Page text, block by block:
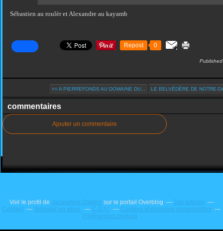
Sébastien au roulèr et Alexandre au kayamb
Repost 0
<< A PIERREFONDS AU DOMAINE DU... LE BELVÉDÈRE DE NOTRE-
commentaires
Ajouter un commentaire
Voir le profil de Jacqueline Dallem sur le portail Overblog
Top articles
Contact
Signaler un abus C.G.U.
Cookies et données personnelles
Préférences cookies